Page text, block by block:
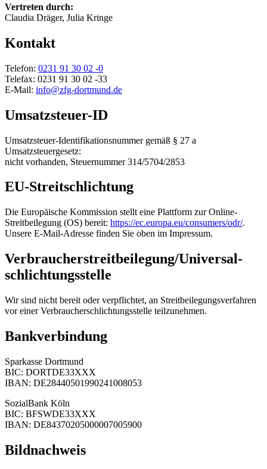
Vertreten durch:
Claudia Dräger, Julia Kringe
Kontakt
Telefon: 0231 91 30 02 -0
Telefax: 0231 91 30 02 -33
E-Mail: info@zfg-dortmund.de
Umsatzsteuer-ID
Umsatzsteuer-Identifikationsnummer gemäß § 27 a
Umsatzsteuergesetz:
nicht vorhanden, Steuernummer 314/5704/2853
EU-Streitschlichtung
Die Europäische Kommission stellt eine Plattform zur Online-
Streitbeilegung (OS) bereit: https://ec.europa.eu/consumers/odr/.
Unsere E-Mail-Adresse finden Sie oben im Impressum.
Verbraucher­streit­beilegung/Universal­
schlichtungs­stelle
Wir sind nicht bereit oder verpflichtet, an Streitbeilegungsverfahren
vor einer Verbraucherschlichtungsstelle teilzunehmen.
Bankverbindung
Sparkasse Dortmund
BIC: DORTDE33XXX
IBAN: DE28440501990241008053
SozialBank Köln
BIC: BFSWDE33XXX
IBAN: DE84370205000007005900
Bildnachweis